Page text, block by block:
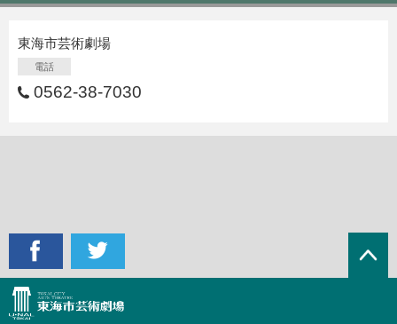
東海市芸術劇場
電話
0562-38-7030